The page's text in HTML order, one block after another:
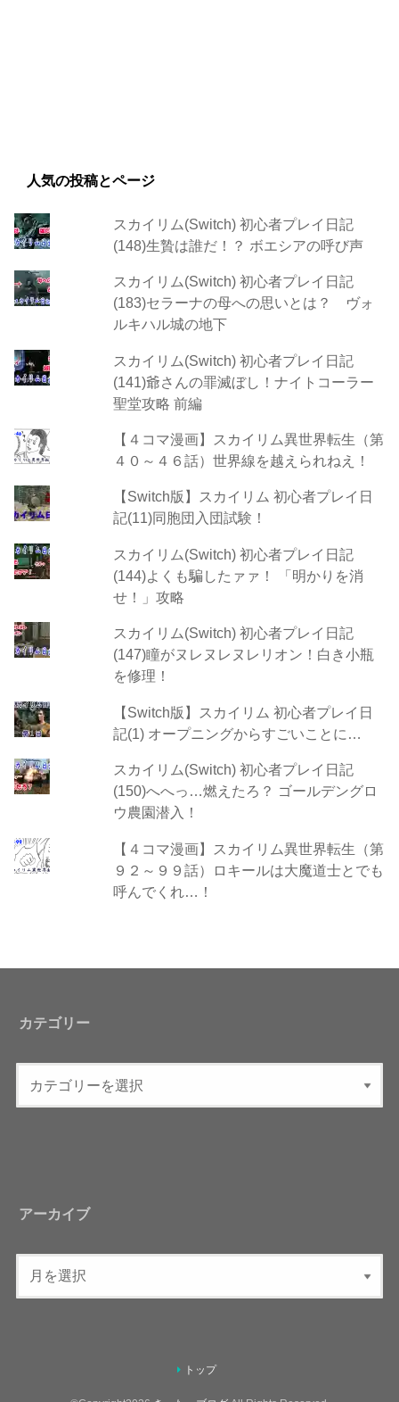
人気の投稿とページ
スカイリム(Switch) 初心者プレイ日記
(148)生贄は誰だ！？ ボエシアの呼び声
スカイリム(Switch) 初心者プレイ日記
(183)セラーナの母への思いとは？ ヴォ
ルキハル城の地下
スカイリム(Switch) 初心者プレイ日記
(141)爺さんの罪滅ぼし！ナイトコーラー
聖堂攻略 前編
【４コマ漫画】スカイリム異世界転生（第
４０～４６話）世界線を越えられねえ！
【Switch版】スカイリム 初心者プレイ日
記(11)同胞団入団試験！
スカイリム(Switch) 初心者プレイ日記
(144)よくも騙したァァ！ 「明かりを消
せ！」攻略
スカイリム(Switch) 初心者プレイ日記
(147)瞳がヌレヌレヌレリオン！白き小瓶
を修理！
【Switch版】スカイリム 初心者プレイ日
記(1) オープニングからすごいことに…
スカイリム(Switch) 初心者プレイ日記
(150)へへっ…燃えたろ？ ゴールデングロ
ウ農園潜入！
【４コマ漫画】スカイリム異世界転生（第
９２～９９話）ロキールは大魔道士とでも
呼んでくれ…！
カテゴリー
アーカイブ
トップ